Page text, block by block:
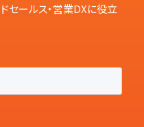
セールス・営業DXに役立